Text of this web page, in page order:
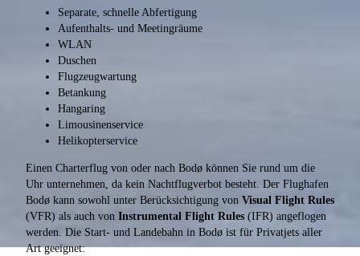
Separate, schnelle Abfertigung
Aufenthalts- und Meetingräume
WLAN
Duschen
Flugzeugwartung
Betankung
Hangaring
Limousinenservice
Helikopterservice
Einen Charterflug von oder nach Bodø können Sie rund um die
Uhr unternehmen, da kein Nachtflugverbot besteht. Der Flughafen
Bodø kann sowohl unter Berücksichtigung von Visual Flight Rules
(VFR) als auch von Instrumental Flight Rules (IFR) angeflogen
werden. Die Start- und Landebahn in Bodø ist für Privatjets aller
Art geeignet: